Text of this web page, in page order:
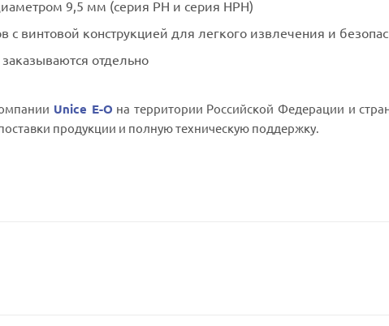
9,5 мм (серия PH и серия HPH)
с винтовой конструкцией для легкого извлечения и
отдельно
Unice E-O на территории Российской Федерации и
продукции и полную техническую поддержку.